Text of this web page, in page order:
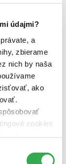
údajmi?
a
zbierame
nich by naša
ako
cookies
reklamy.
tieto